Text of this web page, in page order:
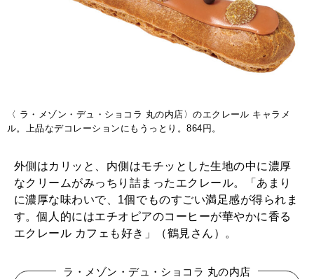
〈 ラ・メゾン・デュ・ショコラ 丸の内店〉のエクレール キャラメ
ル。上品なデコレーションにもうっとり。864円。
外側はカリッと、内側はモチッとした生地の中に濃厚
なクリームがみっちり詰まったエクレール。「あまり
に濃厚な味わいで、1個でものすごい満足感が得られま
す。個人的にはエチオピアのコーヒーが華やかに香る
エクレール カフェも好き」（鶴見さん）。
ラ・メゾン・デュ・ショコラ 丸の内店